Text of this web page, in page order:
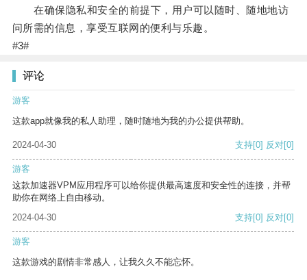
在确保隐私和安全的前提下，用户可以随时、随地地访
问所需的信息，享受互联网的便利与乐趣。
#3#
评论
游客
这款app就像我的私人助理，随时随地为我的办公提供帮助。
2024-04-30 支持[0] 反对[0]
游客
这款加速器VPM应用程序可以给你提供最高速度和安全性的连接，并帮
助你在网络上自由移动。
2024-04-30
支持[0] 反对[0]
游客
这款游戏的剧情非常感人，让我久久不能忘怀。